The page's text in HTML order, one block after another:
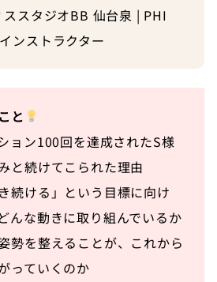
ススタジオBB 仙台泉 | PHI
ンストラクター
と
ョン100回を達成されたS様
と続けてこられた理由
続ける」という目標に向け
んな動きに取り組んでいるか
勢を整えることが、これから
っていくのか